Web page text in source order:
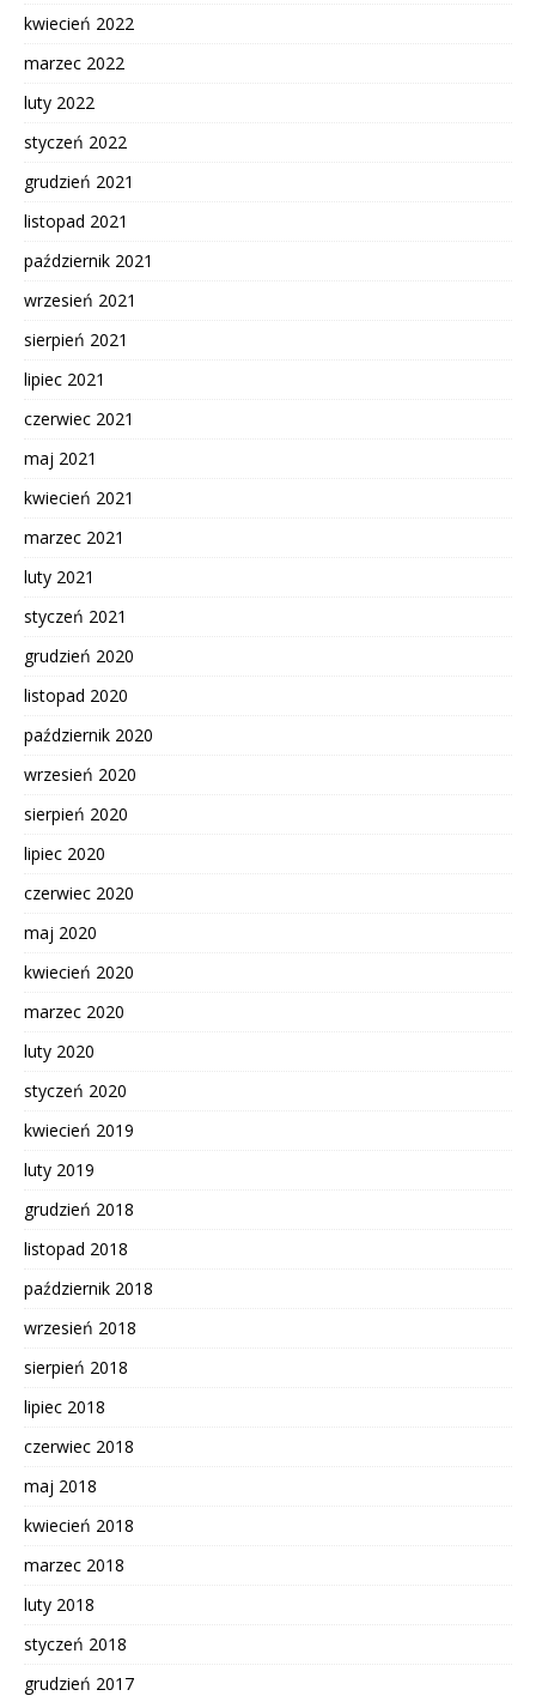
kwiecień 2022
marzec 2022
luty 2022
styczeń 2022
grudzień 2021
listopad 2021
październik 2021
wrzesień 2021
sierpień 2021
lipiec 2021
czerwiec 2021
maj 2021
kwiecień 2021
marzec 2021
luty 2021
styczeń 2021
grudzień 2020
listopad 2020
październik 2020
wrzesień 2020
sierpień 2020
lipiec 2020
czerwiec 2020
maj 2020
kwiecień 2020
marzec 2020
luty 2020
styczeń 2020
kwiecień 2019
luty 2019
grudzień 2018
listopad 2018
październik 2018
wrzesień 2018
sierpień 2018
lipiec 2018
czerwiec 2018
maj 2018
kwiecień 2018
marzec 2018
luty 2018
styczeń 2018
grudzień 2017